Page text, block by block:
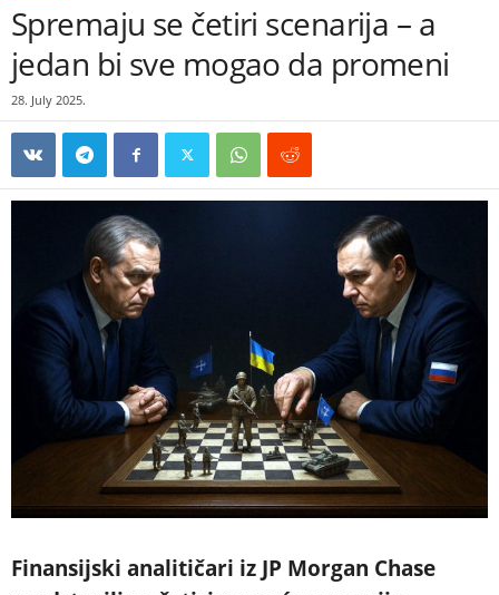
Spremaju se četiri scenarija – a
jedan bi sve mogao da promeni
28. July 2025.
Finansijski analitičari iz JP Morgan Chase